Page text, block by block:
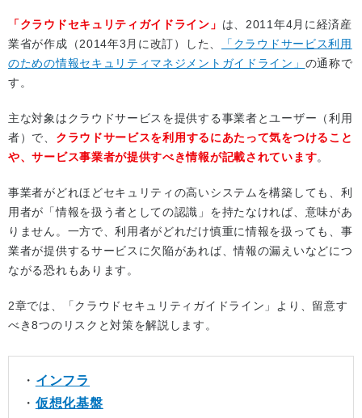
「クラウドセキュリティガイドライン」 は、2011年4月に経済産
業省が作成（2014年3月に改訂）した、
「クラウドサービス利用
のための情報セキュリティマネジメントガイドライン」 の通称で
す。
主な対象はクラウドサービスを提供する事業者とユーザー（利用
者）で、 クラウドサービスを利用するにあたって気をつけること
や、サービス事業者が提供すべき情報が記載されています。
事業者がどれほどセキュリティの高いシステムを構築しても、利
用者が「情報を扱う者としての認識」を持たなければ、意味があ
りません。一方で、利用者がどれだけ慎重に情報を扱っても、事
業者が提供するサービスに欠陥があれば、情報の漏えいなどにつ
ながる恐れもあります。
2章では、「クラウドセキュリティガイドライン」より、留意す
べき8つのリスクと対策を解説します。
・ インフラ
・ 仮想化基盤